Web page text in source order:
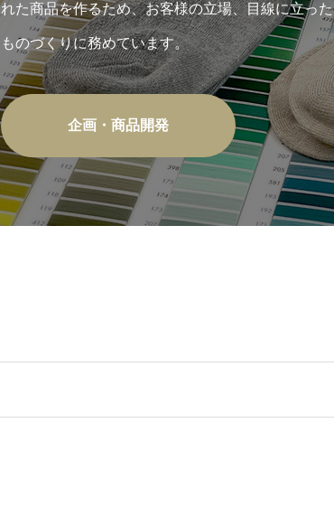
れた商品を作るため、お客様の立場、目線に立った
ものづくりに務めています。
企画・商品開発